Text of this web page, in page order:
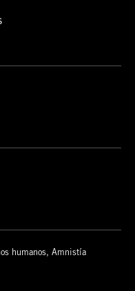
humanos, Amnistía